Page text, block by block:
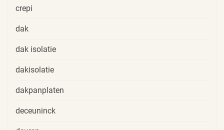
crepi
dak
dak isolatie
dakisolatie
dakpanplaten
deceuninck